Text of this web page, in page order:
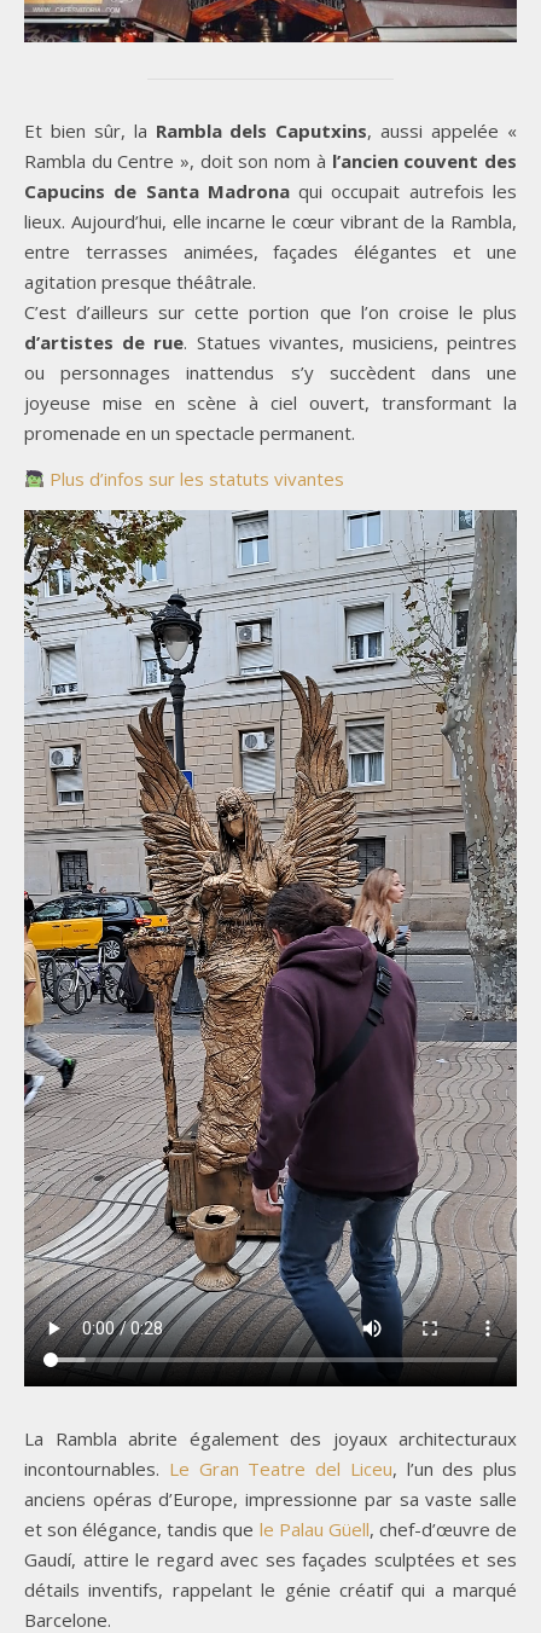
Et bien sûr, la Rambla dels Caputxins, aussi appelée «
Rambla du Centre », doit son nom à l’ancien couvent des
Capucins de Santa Madronaqui occupait autrefois les
lieux. Aujourd’hui, elle incarne le cœur vibrant de la Rambla,
entre terrasses animées, façades élégantes et une
agitation presque théâtrale.
C’est d’ailleurs sur cette portion que l’on croise le plus
d’artistes de rue. Statues vivantes, musiciens, peintres
ou personnages inattendus s’y succèdent dans une
joyeuse mise en scène à ciel ouvert, transformant la
promenade en un spectacle permanent.
Plus d’infos sur les statuts vivantes
La Rambla abrite également des joyaux architecturaux
incontournables. Le Gran Teatre del Liceu, l’un des plus
anciens opéras d’Europe, impressionne par sa vaste salle
et son élégance, tandis que le Palau Güell, chef-d’œuvre de
Gaudí, attire le regard avec ses façades sculptées et ses
détails inventifs, rappelant le génie créatif qui a marqué
Barcelone.